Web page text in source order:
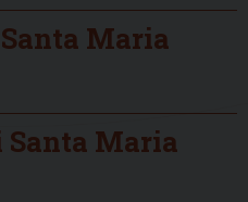
Maria
Maria